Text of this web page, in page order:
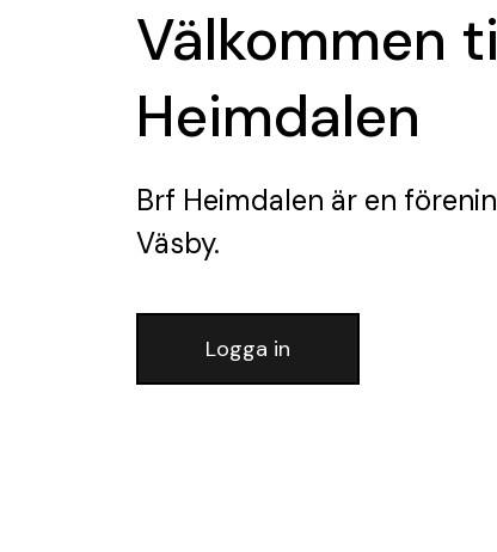
Välkommen
Heimdalen
Brf Heimdalen är en
Väsby.
Logga in